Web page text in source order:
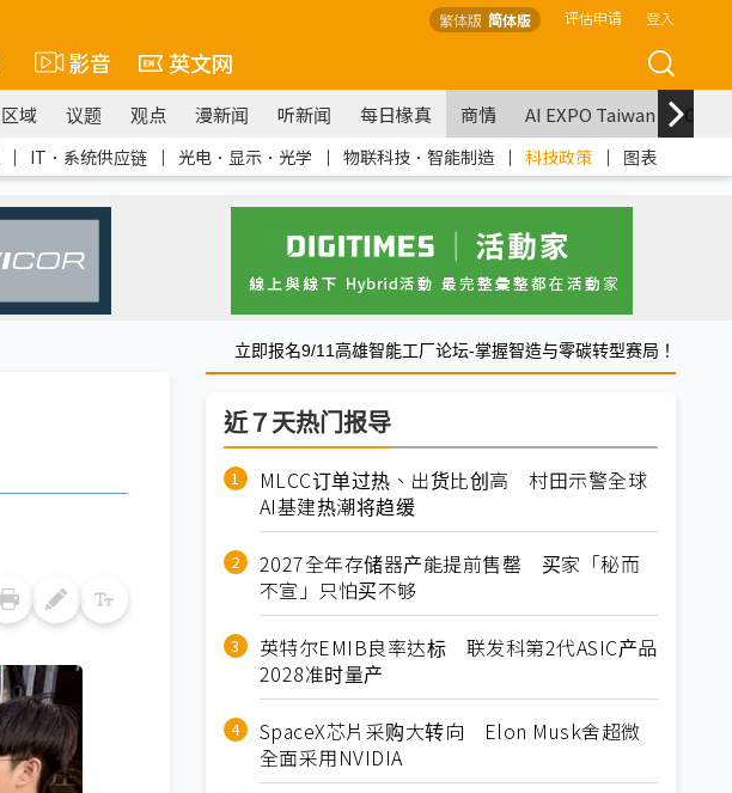
繁体版 简体版 评估申请 登入
影音 英文网
区域 议题 观点 漫新闻 听新闻 每日椽真 商情 AI EXPO Taiwan
｜ IT．系统供应链 ｜ 光电．显示．光学 ｜ 物联科技．智能制造 ｜ 科技政策 ｜ 图表
立即报名9/11高雄智能工厂论坛-掌握智造与零碳转型赛局！
近７天热门报导
MLCC订单过热、出货比创高 村田示警全球
AI基建热潮将趋缓
2027全年存储器产能提前售罄 买家「秘而
不宣」只怕买不够
英特尔EMIB良率达标 联发科第2代ASIC产品
2028准时量产
SpaceX芯片采购大转向 Elon Musk舍超微
全面采用NVIDIA